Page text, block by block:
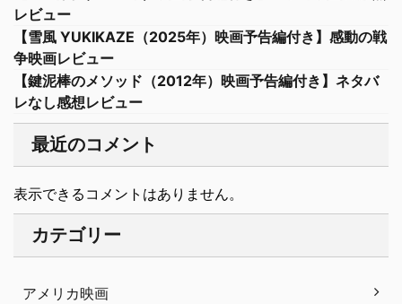
レビュー
【雪風 YUKIKAZE（2025年）映画予告編付き】感動の戦
争映画レビュー
【鍵泥棒のメソッド（2012年）映画予告編付き】ネタバ
レなし感想レビュー
最近のコメント
表示できるコメントはありません。
カテゴリー
アメリカ映画